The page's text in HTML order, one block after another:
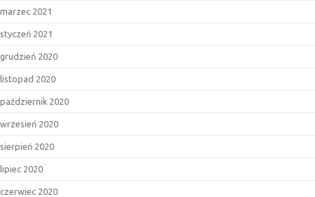
marzec 2021
styczeń 2021
grudzień 2020
listopad 2020
październik 2020
wrzesień 2020
sierpień 2020
lipiec 2020
czerwiec 2020